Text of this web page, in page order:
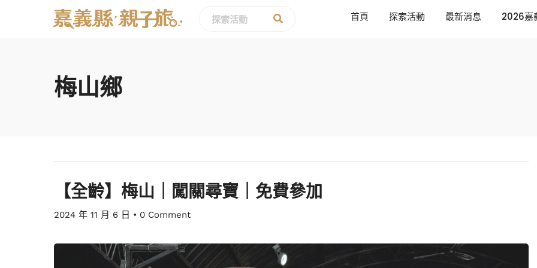
首頁 探索活動 最新消息 2026嘉
梅山鄉
【全齡】梅山｜闖關尋寶｜免費參加
2024 年 11 月 6 日 • 0 Comment